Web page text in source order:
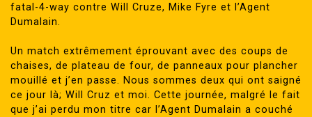
fatal-4-way contre Will Cruze, Mike Fyre et l’Agent
Dumalain.
Un match extrêmement éprouvant avec des coups de
chaises, de plateau de four, de panneaux pour plancher
mouillé et j’en passe. Nous sommes deux qui ont saigné
ce jour là; Will Cruz et moi. Cette journée, malgré le fait
que j’ai perdu mon titre car l’Agent Dumalain a couché